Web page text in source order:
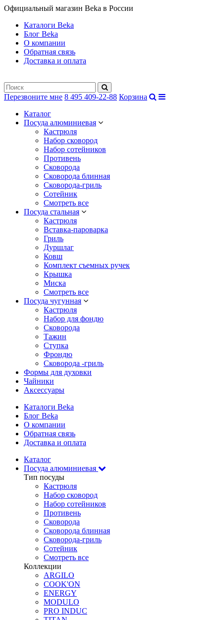
Официальный магазин Beka в России
Каталоги Beka
Блог Beka
О компании
Обратная связь
Доставка и оплата
Перезвоните мне 8 495 409-22-88 Корзина
Каталог
Посуда алюминиевая
Кастрюля
Набор сковород
Набор сотейников
Противень
Сковорода
Сковорода блинная
Сковорода-гриль
Сотейник
Смотреть все
Посуда стальная
Кастрюля
Вставка-пароварка
Гриль
Дуршлаг
Ковш
Комплект съемных ручек
Крышка
Миска
Смотреть все
Посуда чугунная
Кастрюля
Набор для фондю
Сковорода
Тажин
Ступка
Фрондю
Сковорода -гриль
Формы для духовки
Чайники
Аксессуары
Каталоги Beka
Блог Beka
О компании
Обратная связь
Доставка и оплата
Каталог
Посуда алюминиевая
Тип посуды
Кастрюля
Набор сковород
Набор сотейников
Противень
Сковорода
Сковорода блинная
Сковорода-гриль
Сотейник
Смотреть все
Коллекции
ARGILO
COOK'ON
ENERGY
MODULO
PRO INDUC